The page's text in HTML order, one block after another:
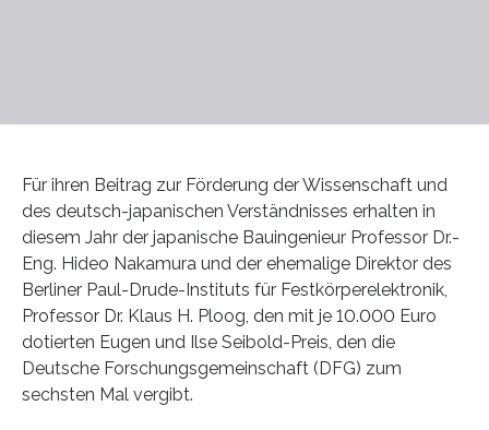
Für ihren Beitrag zur Förderung der Wissenschaft und
des deutsch-japanischen Verständnisses erhalten in
diesem Jahr der japanische Bauingenieur Professor Dr.-
Eng. Hideo Nakamura und der ehemalige Direktor des
Berliner Paul-Drude-Instituts für Festkörperelektronik,
Professor Dr. Klaus H. Ploog, den mit je 10.000 Euro
dotierten Eugen und Ilse Seibold-Preis, den die
Deutsche Forschungsgemeinschaft (DFG) zum
sechsten Mal vergibt.